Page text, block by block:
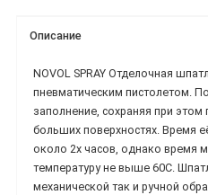
Описание
NOVOL SPRAY Отделочная
пневматическим пистолетом.
заполнение, сохраняя при
больших поверхностях. Время
около 2х часов, однако время
температуру не выше 60С.
механической так и ручной